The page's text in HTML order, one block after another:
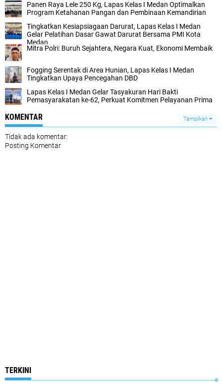
Panen Raya Lele 250 Kg, Lapas Kelas I Medan Optimalkan
Program Ketahanan Pangan dan Pembinaan Kemandirian
Tingkatkan Kesiapsiagaan Darurat, Lapas Kelas I Medan
Gelar Pelatihan Dasar Gawat Darurat Bersama PMI Kota
Medan
Mitra Polri: Buruh Sejahtera, Negara Kuat, Ekonomi Membaik
Fogging Serentak di Area Hunian, Lapas Kelas I Medan
Tingkatkan Upaya Pencegahan DBD
Lapas Kelas I Medan Gelar Tasyakuran Hari Bakti
Pemasyarakatan ke-62, Perkuat Komitmen Pelayanan Prima
KOMENTAR Tampilkan
Tidak ada komentar:
Posting Komentar
TERKINI